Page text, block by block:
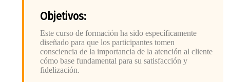
Objetivos:
Este curso de formación ha sido específicamente
diseñado para que los participantes tomen
consciencia de la importancia de la atención al cliente
cómo base fundamental para su satisfacción y
fidelización.